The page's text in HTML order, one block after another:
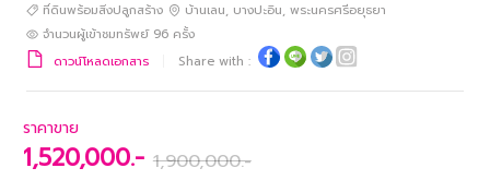
ที่ดินพร้อมสิ่งปลูกสร้าง บ้านเลน, บางปะอิน,พระนครศรีอยุธยา
จำนวนผู้เข้าชมทรัพย์ 96 ครั้ง
ดาวน์โหลดเอกสาร
Share with :
ราคาขาย
1,520,000.- 1,900,000.-